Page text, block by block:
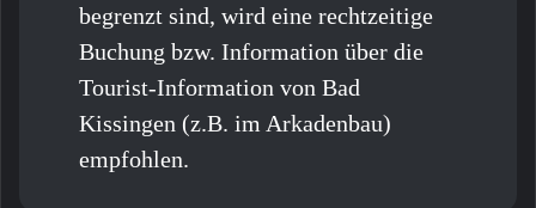
begrenzt sind, wird eine rechtzeitige
Buchung bzw. Information über die
Tourist-Information von Bad
Kissingen (z.B. im Arkadenbau)
empfohlen.